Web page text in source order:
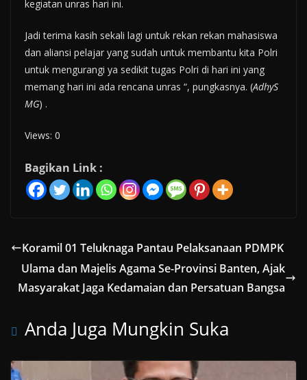
kegiatan unras hari ini.
Jadi terima kasih sekali lagi untuk rekan rekan mahasiswa
dan aliansi pelajar yang sudah untuk membantu kita Polri
untuk mengurangi ya sedikit tugas Polri di hari ini yang
memang hari ini ada rencana unras “, pungkasnya. (AdhyS
MG) .
Views: 0
Bagikan Link :
Koramil 01 Teluknaga Pantau Pelaksanaan PDMPK
Ulama dan Majelis Agama Se-Provinsi Banten, Ajak
Masyarakat Jaga Kedamaian dan Persatuan Bangsa
Anda Juga Mungkin Suka